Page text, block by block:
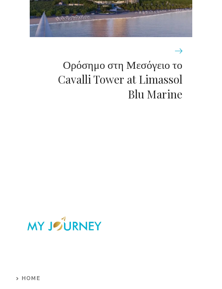
Ορόσημο στη Μεσόγειο το
Cavalli Tower at Limassol
Blu Marine
HOME